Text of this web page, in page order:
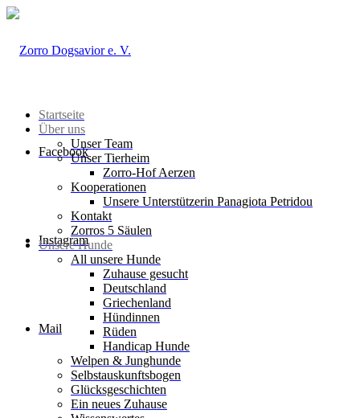
Facebook
Instagram
Mail
Startseite
Über uns
Unser Team
Unser Tierheim
Zorro-Hof Aerzen
Kooperationen
Unsere Unterstützerin Panagiota Petridou
Kontakt
Zorros 5 Säulen
Unsere Hunde
All unsere Hunde
Zuhause gesucht
Deutschland
Griechenland
Hündinnen
Rüden
Handicap Hunde
Welpen & Junghunde
Selbstauskunftsbogen
Glücksgeschichten
Ein neues Zuhause